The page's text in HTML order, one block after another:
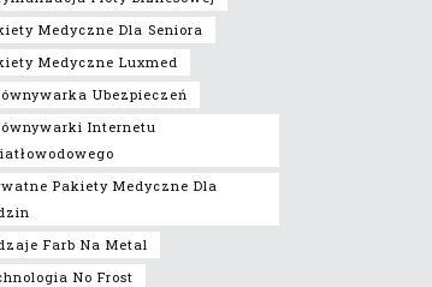
Medyczne Dla Seniora
Medyczne Luxmed
Ubezpieczeń
Internetu
Pakiety Medyczne Dla
Farb Na Metal
No Frost